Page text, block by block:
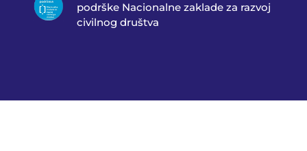
podrške Nacionalne zaklade za razvoj
civilnog društva